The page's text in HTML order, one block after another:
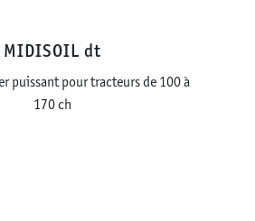
MIDISOIL dt
puissant pour tracteurs de 100 à
170 ch